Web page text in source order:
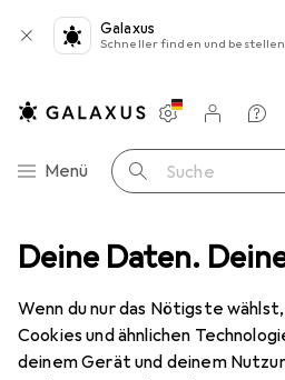
Deine Daten.
Wenn du nur das Nötigste
Cookies und ähnlichen
deinem Gerät und deinem
Galaxus
Schneller finden und bestellen
Navigation nach Kategorien
Menü Suche
Einstellungen
Kundenkonto
Vergleichslisten
Merklisten
Warenkorb
Zubehör Präsentieren